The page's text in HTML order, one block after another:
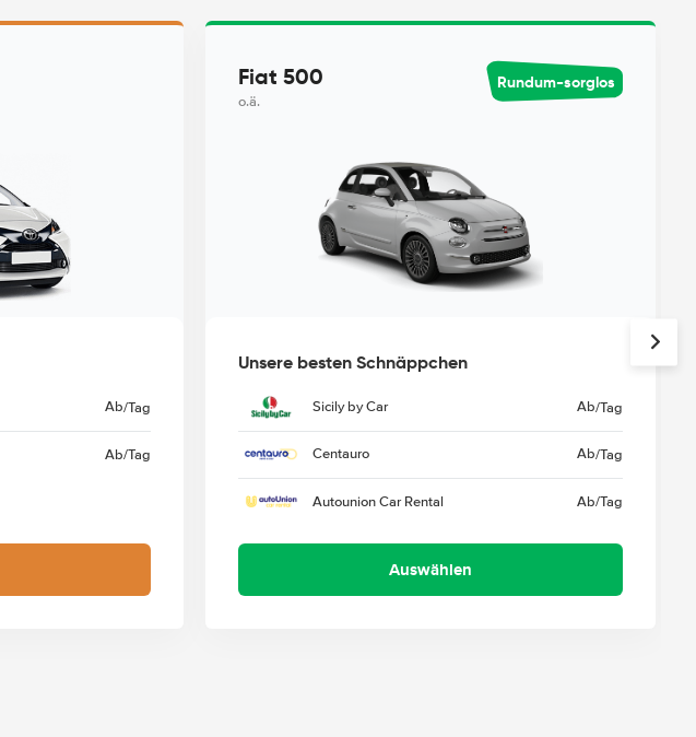
Ab/Tag
Ab/Tag
Fiat 500
o.ä.
Rundum-sorglos
Unsere besten Schnäppchen
Sicily by Car Ab/Tag
Centauro Ab/Tag
Autounion Car Rental Ab/Tag
Auswählen